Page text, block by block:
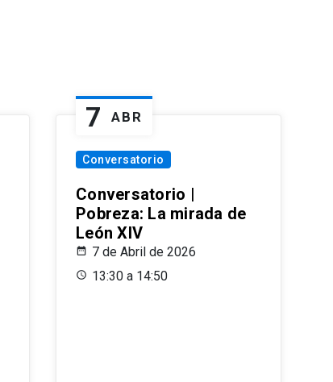
7 ABR
Conversatorio
Conversatorio |
Pobreza: La mirada de
León XIV
7 de Abril de 2026
13:30 a 14:50